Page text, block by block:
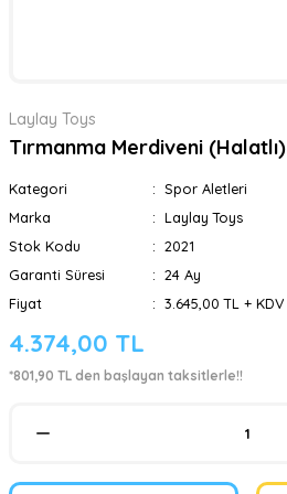
Laylay Toys
Tırmanma Merdiveni (Halatlı)
Kategori
Spor Aletleri
Marka
Laylay Toys
Stok Kodu
2021
Garanti Süresi
24 Ay
Fiyat
3.645,00 TL + KDV
4.374,00 TL
*801,90 TL den başlayan taksitlerle!!